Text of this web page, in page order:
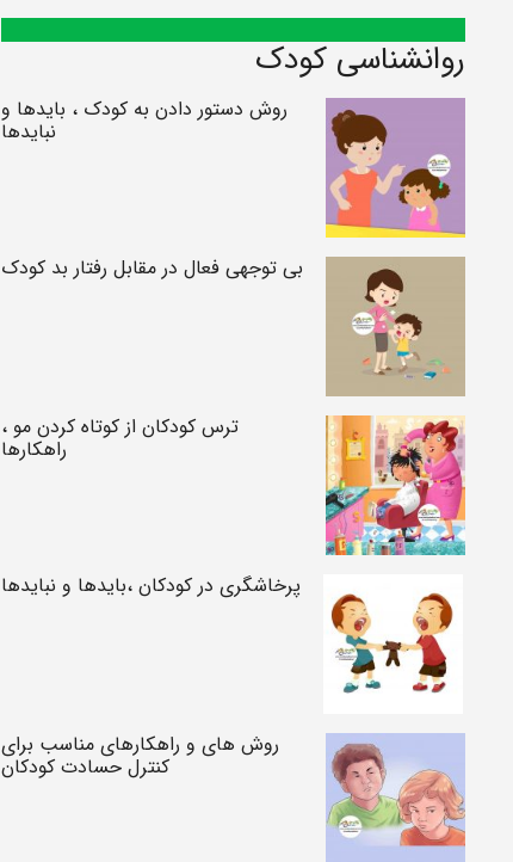
روانشناسی کودک
روش دستور دادن به کودک ، بایدها و
نبایدها
بی توجهی فعال در مقابل رفتار بد کودک
ترس کودکان از کوتاه کردن مو ،
راهکارها
پرخاشگری در کودکان ،بایدها و نبایدها
روش های و راهکارهای مناسب برای
کنترل حسادت کودکان